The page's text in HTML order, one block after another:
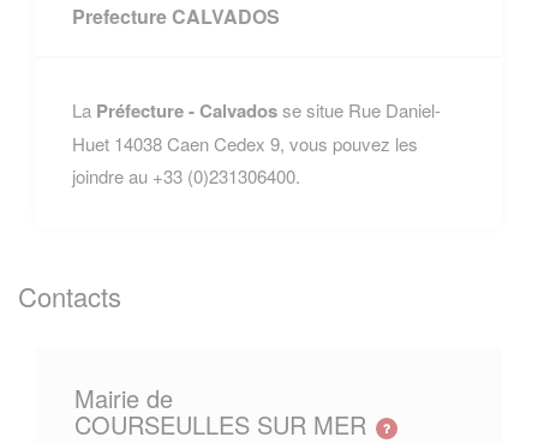
Prefecture CALVADOS
La Préfecture - Calvadosse situe Rue Daniel-
Huet 14038 Caen Cedex 9, vous pouvez les
joindre au +33 (0)231306400.
Contacts
Mairie de
COURSEULLES SUR MER